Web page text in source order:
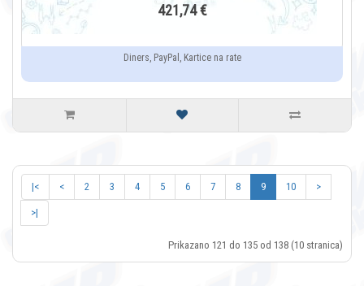
421,74 €
Diners, PayPal, Kartice na rate
|< < 2 3 4 5 6 7 8 9 10 >
>|
Prikazano 121 do 135 od 138 (10 stranica)